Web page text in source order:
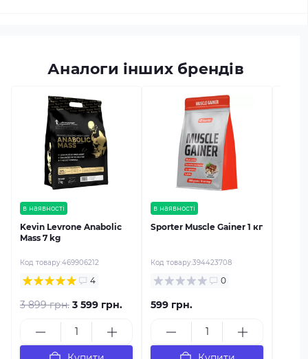
Аналоги інших брендів
в наявності
Kevin Levrone Anabolic
Mass 7 kg
Код товару:469906212
4
3 899 грн. 3 599 грн.
в наявності
Sporter Muscle Gainer 1 кг
Код товару:394423708
0
599 грн.